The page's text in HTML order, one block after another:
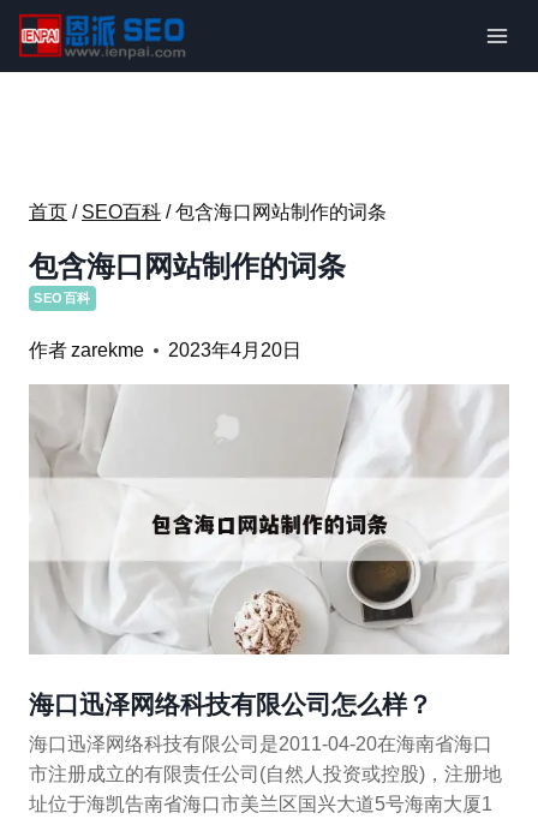
内
首页 / SEO百科 / 包含海口网站制作的词条
包含海口网站制作的词条
SEO百科
作者zarekme 2023年4月20日
海口迅泽网络科技有限公司怎么样？
海口迅泽网络科技有限公司是2011-04-20在海南省海口
市注册成立的有限责任公司(自然人投资或控股)，注册地
址位于海凯告南省海口市美兰区国兴大道5号海南大厦1